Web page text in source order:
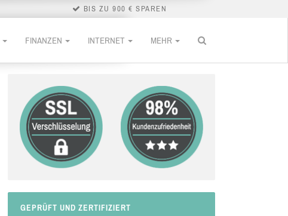
BIS ZU 900 € SPAREN
FINANZEN INTERNET MEHR
GEPRÜFT UND ZERTIFIZIERT